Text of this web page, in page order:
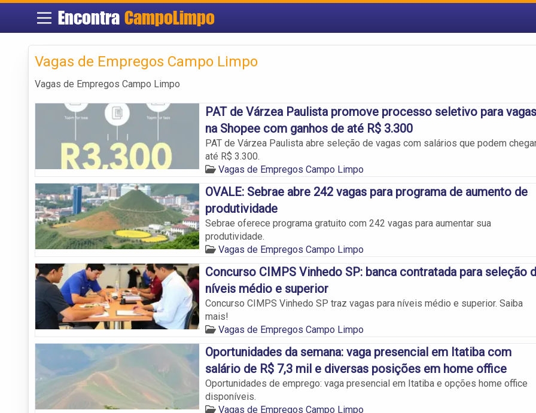
EncontraCampoLimpo
Vagas de Empregos Campo Limpo
Vagas de Empregos Campo Limpo
PAT de Várzea Paulista promove processo seletivo para vagas
na Shopee com ganhos de até R$ 3.300
PAT de Várzea Paulista abre seleção de vagas com salários que podem
até R$ 3.300.
Vagas de Empregos Campo Limpo
OVALE: Sebrae abre 242 vagas para programa de aumento de
produtividade
Sebrae oferece programa gratuito com 242 vagas para aumentar sua
produtividade.
Vagas de Empregos Campo Limpo
Concurso CIMPS Vinhedo SP: banca contratada para seleção
níveis médio e superior
Concurso CIMPS Vinhedo SP traz vagas para níveis médio e superior. Saiba
mais!
Vagas de Empregos Campo Limpo
Oportunidades da semana: vaga presencial em Itatiba com
salário de R$ 7,3 mil e diversas posições em home office
Oportunidades de emprego: vaga presencial em Itatiba e opções home office
disponíveis.
Vagas de Empregos Campo Limpo